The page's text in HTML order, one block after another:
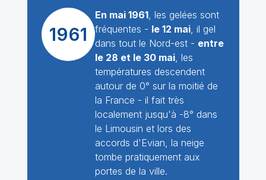
1961
En mai 1961, les gelées sont
fréquentes - le 12 mai, il gel
dans tout le Nord-est - entre
le 28 et le 30 mai, les
températures descendent
autour de 0° sur la moitié de
la France - il fait très
localement jusqu'à -8° dans
le Limousin et lors des
accords d'Evian, la neige
tombe pratiquement aux
portes de la ville.